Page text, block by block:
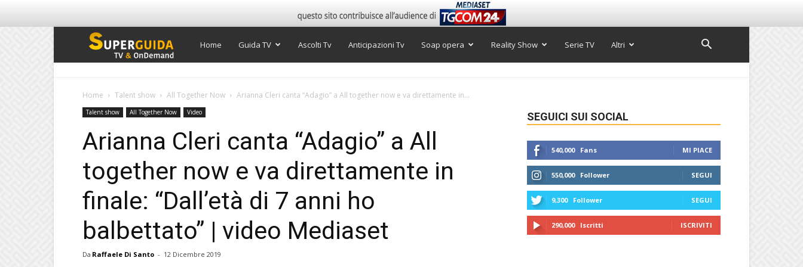
Super
TV
Home Guida TV Ascolti Tv Anticipazioni Tv Soap opera Reality Show Serie TV Altri
Home Talent show All Together Now Arianna Cleri canta “Adagio” a All together now e va direttamente in...
Talent show All Together Now Video
Arianna Cleri canta “Adagio” a All
together now e va direttamente in
finale: “Dall’età di 7 anni ho
balbettato” | video Mediaset
Da Raffaele Di Santo - 12 Dicembre 2019
SEGUICI SUI SOCIAL
540,000 Fans MI PIACE
550,000 Follower SEGUI
9,300 Follower SEGUI
290,000 Iscritti ISCRIVITI